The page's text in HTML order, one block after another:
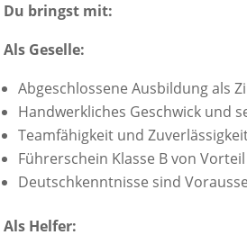
Du bringst mit:
Als Geselle:
Abgeschlossene Ausbildung als
Handwerkliches Geschwick und
Teamfähigkeit und
Führerschein Klasse B von
Deutschkenntnisse sind
Als Helfer: